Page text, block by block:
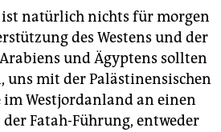
ist natürlich nichts für morgen
des Westens und der
und Ägyptens sollten
uns mit der Palästinensischen
Westjordanland an einen
Fatah-Führung, entweder